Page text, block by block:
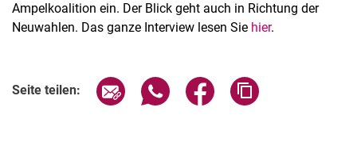
Ampelkoalition ein. Der Blick geht auch in Richtung der
Neuwahlen. Das ganze Interview lesen Sie hier.
Seite teilen: Seite über E-Mail teilen
Seite über WhatsApp teilen
Seite über Facebook